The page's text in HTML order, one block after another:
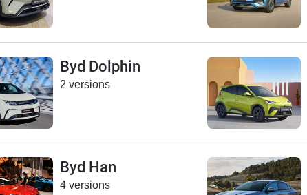
Byd Dolphin
2 versions
Byd Han
4 versions